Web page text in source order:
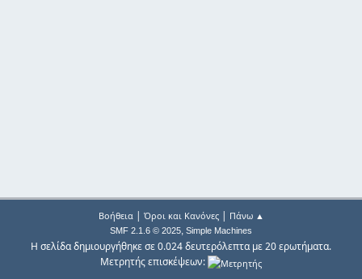
Βοήθεια| Όροι και Κανόνες| Πάνω ▲
SMF 2.1.6 © 2025, Simple Machines
Η σελίδα δημιουργήθηκε σε 0.024 δευτερόλεπτα με 20 ερωτήματα.
Μετρητής επισκέψεων: